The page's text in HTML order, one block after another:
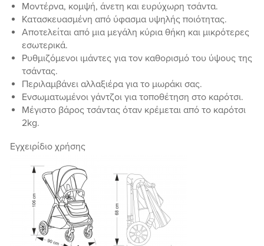
Μοντέρνα, κομψή, άνετη και ευρύχωρη τσάντα.
Κατασκευασμένη από ύφασμα υψηλής ποιότητας.
Αποτελείται από μια μεγάλη κύρια θήκη και μικρότερες
εσωτερικά.
Ρυθμιζόμενοι ιμάντες για τον καθορισμό του ύψους της
τσάντας.
Περιλαμβάνει αλλαξιέρα για το μωράκι σας.
Ενσωματωμένοι γάντζοι για τοποθέτηση στο καρότσι.
Μέγιστο βάρος τσάντας όταν κρέμεται από το καρότσι
2kg.
Eγχειρίδιο χρήσης